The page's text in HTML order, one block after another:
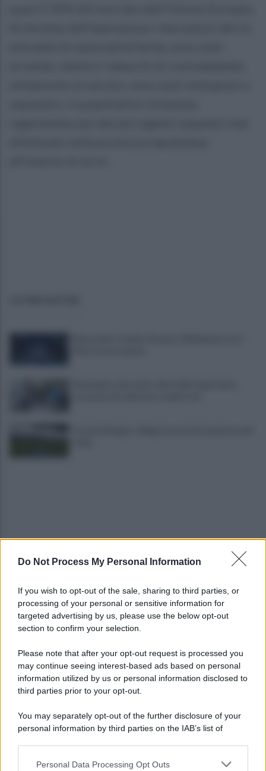
Do Not Process My Personal Information
If you wish to opt-out of the sale, sharing to third parties, or
processing of your personal or sensitive information for
targeted advertising by us, please use the below opt-out
section to confirm your selection.
Please note that after your opt-out request is processed you
may continue seeing interest-based ads based on personal
information utilized by us or personal information disclosed to
third parties prior to your opt-out.
You may separately opt-out of the further disclosure of your
personal information by third parties on the IAB’s list of
This information may also be disclosed by us to third parties
Personal Data Processing Opt Outs
Gabriel Jesus al Napoli? Pista concreta: le ultime
Napoli, Meret o Savic? Spunta un nuovo nome per
la porta azzurra!